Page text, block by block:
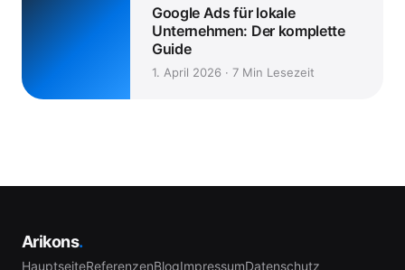
Google Ads für lokale
Unternehmen: Der komplette
Guide
1. April 2026 · 7 Min Lesezeit
Arikons.
HauptseiteReferenzenBlogImpressumDatenschutz